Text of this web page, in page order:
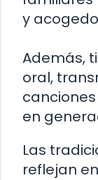
y
Además,
oral,
en
Las
reflejan